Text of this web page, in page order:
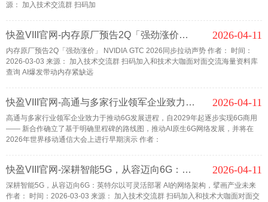
源： 加入技术交流群 扫码加
快盈VIII官网-内存原厂预告2Q「强劲涨价」 NVIDIA GTC 2026同步拉动声势 2026-04-11
内存原厂预告2Q「强劲涨价」 NVIDIA GTC 2026同步拉动声势 作者： 时间：
2026-03-03 来源： 加入技术交流群 扫码加入和技术大咖面对面交流海量资料库
查询 AI爆发带动内存紧缺远
快盈VIII官网-高通与多家行业领军企业致力于推动6G发展进程，自2029年起逐步实现6G商用 2026-04-11
高通与多家行业领军企业致力于推动6G发展进程，自2029年起逐步实现6G商用
—— 新合作确立了基于明确里程碑的路线图，推动AI原生6G网络发展，并将在
2026年世界移动通信大会上进行早期演示 作者：
快盈VIII官网-深耕智能5G，从容迈向6G：英特尔以可灵活部署 AI的网络架构，擘画产业未来 2026-04-11
深耕智能5G，从容迈向6G：英特尔以可灵活部署 AI的网络架构，擘画产业未来
作者： 时间：2026-03-03 来源： 加入技术交流群 扫码加入和技术大咖面对面交